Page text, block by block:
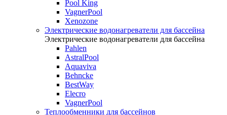
Pool King
VagnerPool
Xenozone
Электрические водонагреватели для бассейна
Электрические водонагреватели для бассейна
Pahlen
AstralPool
Aquaviva
Behncke
BestWay
Elecro
VagnerPool
Теплообменники для бассейнов